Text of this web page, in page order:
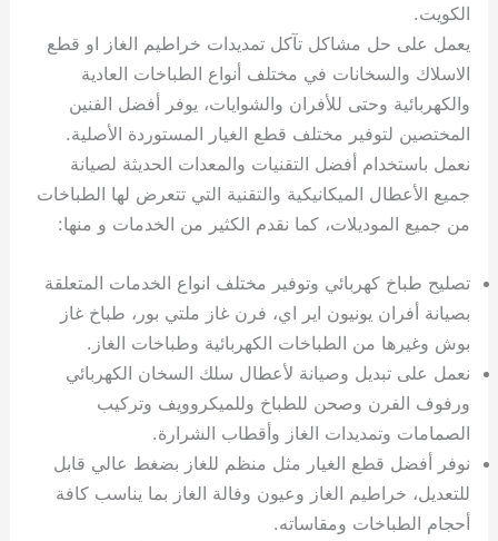
الكويت.
يعمل على حل مشاكل تآكل تمديدات خراطيم الغاز او قطع
الاسلاك والسخانات في مختلف أنواع الطباخات العادية
والكهربائية وحتى للأفران والشوايات، يوفر أفضل الفنين
المختصين لتوفير مختلف قطع الغيار المستوردة الأصلية.
نعمل باستخدام أفضل التقنيات والمعدات الحديثة لصيانة
جميع الأعطال الميكانيكية والتقنية التي تتعرض لها الطباخات
من جميع الموديلات، كما نقدم الكثير من الخدمات و منها:
تصليح طباخ كهربائي وتوفير مختلف انواع الخدمات المتعلقة
بصيانة أفران يونيون اير اي، فرن غاز ملتي بور، طباخ غاز
بوش وغيرها من الطباخات الكهربائية وطباخات الغاز.
نعمل على تبديل وصيانة لأعطال سلك السخان الكهربائي
ورفوف الفرن وصحن للطباخ وللميكروويف وتركيب
الصمامات وتمديدات الغاز وأقطاب الشرارة.
نوفر أفضل قطع الغيار مثل منظم للغاز بضغط عالي قابل
للتعديل، خراطيم الغاز وعيون وفالة الغاز بما يناسب كافة
أحجام الطباخات ومقاساته.